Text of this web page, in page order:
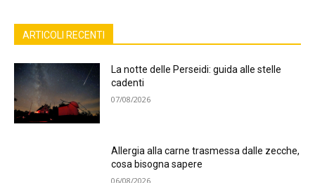
ARTICOLI RECENTI
La notte delle Perseidi: guida alle stelle
cadenti
07/08/2026
Allergia alla carne trasmessa dalle zecche,
cosa bisogna sapere
06/08/2026